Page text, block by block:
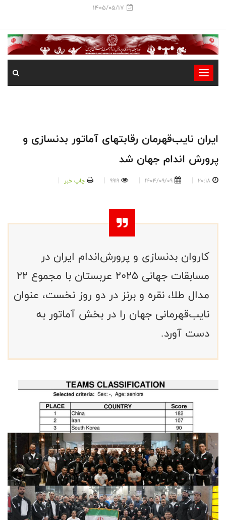
1405/05/17
-
-
-
ایران نایب‌قهرمان رقابتهای آماتور بدنسازی و
پرورش اندام جهان شد
20:18
1404/09/09
9919 چاپ خبر
کاروان بدنسازی و پرورش‌اندام ایران در
مسابقات جهانی ۲۰۲۵ عربستان با مجموع ۲۲
مدال طلا، نقره و برنز در دو روز نخست، عنوان
نایب‌قهرمانی جهان را در بخش آماتور به
دست آورد.